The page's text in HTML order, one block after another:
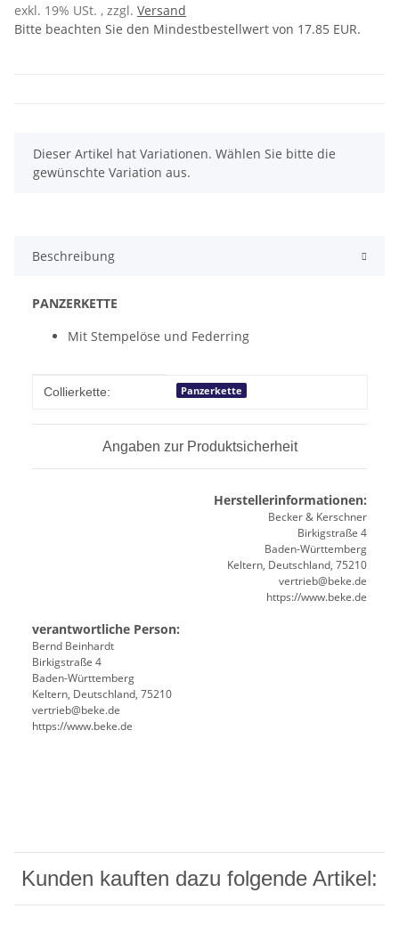
exkl. 19% USt. , zzgl. Versand
Bitte beachten Sie den Mindestbestellwert von 17.85 EUR.
x
Dieser Artikel hat Variationen. Wählen Sie bitte die
gewünschte Variation aus.
Beschreibung
PANZERKETTE
Mit Stempelöse und Federring
Produkteigenschaft
Wert
Collierkette: Panzerkette
Angaben zur Produktsicherheit
Herstellerinformationen:
Becker & Kerschner
Birkigstraße 4
Baden-Württemberg
Keltern, Deutschland, 75210
vertrieb@beke.de
https://www.beke.de
verantwortliche Person:
Bernd Beinhardt
Birkigstraße 4
Baden-Württemberg
Keltern, Deutschland, 75210
vertrieb@beke.de
https://www.beke.de
Kunden kauften dazu folgende Artikel: